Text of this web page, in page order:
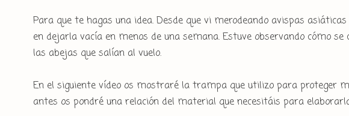
Para que te hagas una idea. Desde que vi merodeando avispas
en dejarla vacía en menos de una semana. Estuve observando cómo
las abejas que salían al vuelo.
En el siguiente vídeo os mostraré la trampa que utilizo para proteger
antes os pondré una relación del material que necesitáis para